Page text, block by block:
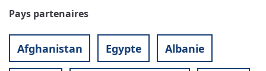
Pays partenaires
Afghanistan Egypte Albanie